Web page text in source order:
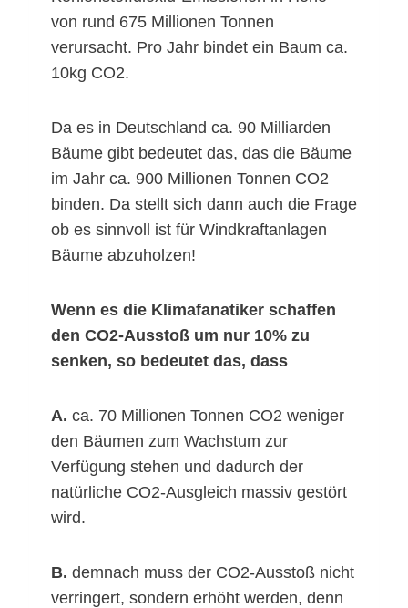
von rund 675 Millionen Tonnen
verursacht. Pro Jahr bindet ein Baum ca.
10kg CO2.
Da es in Deutschland ca. 90 Milliarden
Bäume gibt bedeutet das, das die Bäume
im Jahr ca. 900 Millionen Tonnen CO2
binden. Da stellt sich dann auch die Frage
ob es sinnvoll ist für Windkraftanlagen
Bäume abzuholzen!
Wenn es die Klimafanatiker schaffen
den CO2-Ausstoß um nur 10% zu
senken, so bedeutet das, dass
A. ca. 70 Millionen Tonnen CO2 weniger
den Bäumen zum Wachstum zur
Verfügung stehen und dadurch der
natürliche CO2-Ausgleich massiv gestört
wird.
B. demnach muss der CO2-Ausstoß nicht
verringert, sondern erhöht werden, denn